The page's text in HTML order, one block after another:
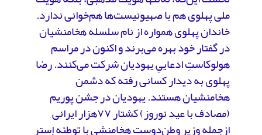
ملی پهلوی هم با صهیونیست‌ها هم‌خوانی ندارد.
خاندان پهلوی همواره از نام سلسله هخامنشیان
در گفتار خود بهره می‌برند و اکنون در مراسم
هولوکاستِ ادعاییِ یهودیان شرکت می‌کنند. رضا
پهلوی به دیدار کسانی رفته‌ که دشمن
هخامنشیان هستند. یهودیان در جشن پوریم
(مصادف با عید نوروز) کشتار ۷۷هزار ایرانی
ازجمله وزیر وطن‌دوست هخامنشی با توطئه اِستر